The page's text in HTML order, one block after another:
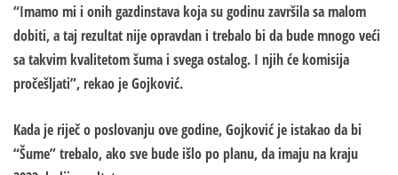
“Imamo mi i onih gazdinstava koja su godinu završila sa malom
dobiti, a taj rezultat nije opravdan i trebalo bi da bude mnogo veći
sa takvim kvalitetom šuma i svega ostalog. I njih će komisija
pročešljati”, rekao je Gojković.
Kada je riječ o poslovanju ove godine, Gojković je istakao da bi
“Šume” trebalo, ako sve bude išlo po planu, da imaju na kraju